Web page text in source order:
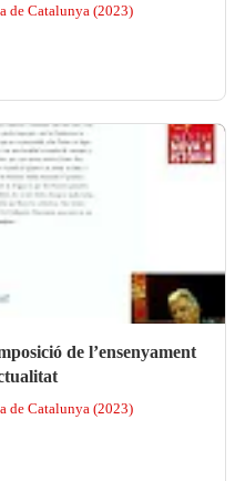
de Catalunya (2023)
de l’ensenyament
de Catalunya (2023)